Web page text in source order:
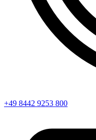
+49 8442 9253 800